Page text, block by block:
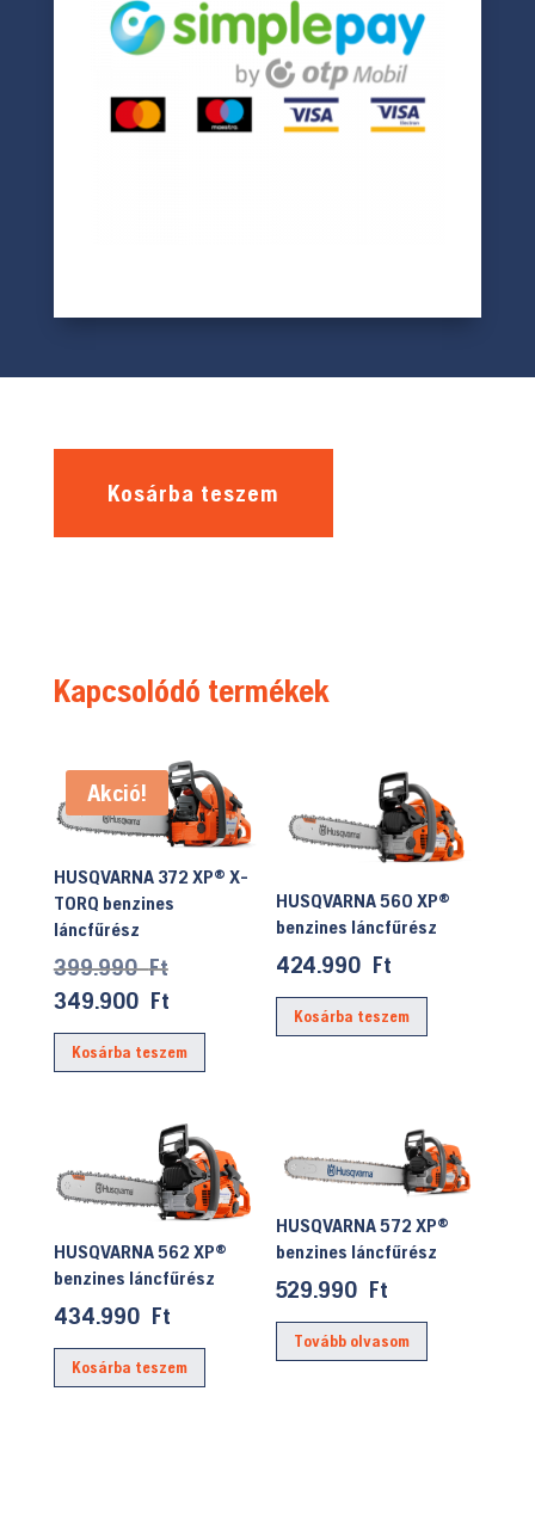
Kosárba teszem
Kapcsolódó termékek
Akció!
HUSQVARNA 372 XP® X-
TORQ benzines
láncfűrész
399.990FtOriginal
price
was:
399.990 Ft.
349.900 FtCurrent
price
is:
Kosárba teszem
HUSQVARNA 560 XP®
benzines láncfűrész
424.990 Ft
Kosárba teszem
HUSQVARNA 562 XP®
benzines láncfűrész
434.990 Ft
Kosárba teszem
HUSQVARNA 572 XP®
benzines láncfűrész
529.990 Ft
Tovább olvasom